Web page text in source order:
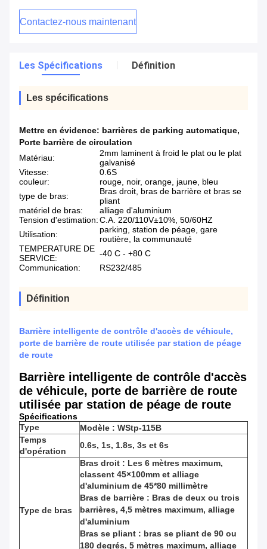
Contactez-nous maintenant
Les Spécifications Définition
Les spécifications
Mettre en évidence: barrières de parking automatique,
Porte barrière de circulation
Matériau:
2mm laminent à froid le plat ou le plat
galvanisé
Vitesse:
0.6S
couleur:
rouge, noir, orange, jaune, bleu
type de bras:
Bras droit, bras de barrière et bras se
pliant
matériel de bras:
alliage d'aluminium
Tension d'estimation:C.A. 220/110V±10%, 50/60HZ
Utilisation:
parking, station de péage, gare
routière, la communauté
TEMPERATURE DE
SERVICE:
-40 C - +80 C
Communication:
RS232/485
Définition
Barrière intelligente de contrôle d'accès de véhicule,
porte de barrière de route utilisée par station de péage
de route
Barrière intelligente de contrôle d'accès
de véhicule, porte de barrière de route
utilisée par station de péage de route
Spécifications
Type
Modèle : WStp-115B
Temps
d'opération
0.6s, 1s, 1.8s, 3s et 6s
Type de bras
Bras droit : Les 6 mètres maximum,
classent 45×100mm et alliage
d'aluminium de 45*80 millimètre
Bras de barrière : Bras de deux ou trois
barrières, 4,5 mètres maximum, alliage
d'aluminium
Bras se pliant : bras se pliant de 90 ou
180 degrés, 5 mètres maximum, alliage